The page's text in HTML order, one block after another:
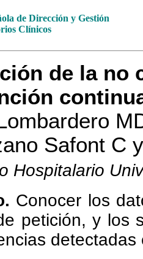
de Dirección y Gestión
Clínicos
de la no
Safont C
Hospitalario
Conocer los
petición, y los